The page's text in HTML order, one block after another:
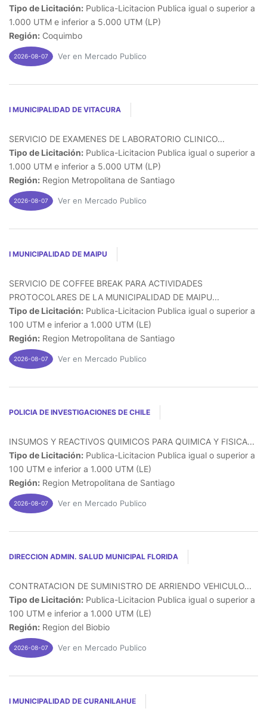
Tipo de Licitación: Publica-Licitacion Publica igual o superior a
1.000 UTM e inferior a 5.000 UTM (LP)
Región: Coquimbo
2026-08-07 Ver en Mercado Publico
I MUNICIPALIDAD DE VITACURA
SERVICIO DE EXAMENES DE LABORATORIO CLINICO...
Tipo de Licitación: Publica-Licitacion Publica igual o superior a
1.000 UTM e inferior a 5.000 UTM (LP)
Región: Region Metropolitana de Santiago
2026-08-07 Ver en Mercado Publico
I MUNICIPALIDAD DE MAIPU
SERVICIO DE COFFEE BREAK PARA ACTIVIDADES
PROTOCOLARES DE LA MUNICIPALIDAD DE MAIPU...
Tipo de Licitación: Publica-Licitacion Publica igual o superior a
100 UTM e inferior a 1.000 UTM (LE)
Región: Region Metropolitana de Santiago
2026-08-07 Ver en Mercado Publico
POLICIA DE INVESTIGACIONES DE CHILE
INSUMOS Y REACTIVOS QUIMICOS PARA QUIMICA Y FISICA...
Tipo de Licitación: Publica-Licitacion Publica igual o superior a
100 UTM e inferior a 1.000 UTM (LE)
Región: Region Metropolitana de Santiago
2026-08-07 Ver en Mercado Publico
DIRECCION ADMIN. SALUD MUNICIPAL FLORIDA
CONTRATACION DE SUMINISTRO DE ARRIENDO VEHICULO...
Tipo de Licitación: Publica-Licitacion Publica igual o superior a
100 UTM e inferior a 1.000 UTM (LE)
Región: Region del Biobio
2026-08-07 Ver en Mercado Publico
I MUNICIPALIDAD DE CURANILAHUE